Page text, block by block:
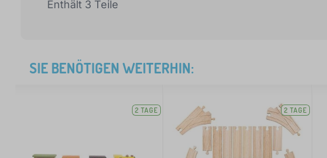
Enthält 3 Teile
SIE BENÖTIGEN WEITERHIN:
2 TAGE 2 TAGE